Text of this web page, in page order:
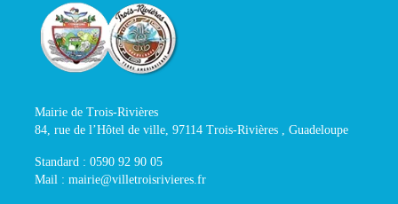
Mairie de Trois-Rivières
84, rue de l’Hôtel de ville, 97114 Trois-Rivières , Guadeloupe
Standard : 0590 92 90 05
Mail : mairie@villetroisrivieres.fr